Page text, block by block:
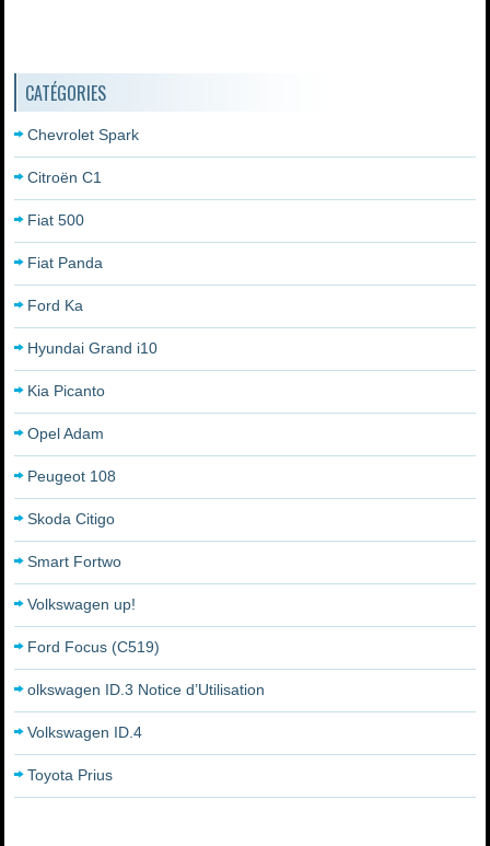
CATÉGORIES
Chevrolet Spark
Citroën C1
Fiat 500
Fiat Panda
Ford Ka
Hyundai Grand i10
Kia Picanto
Opel Adam
Peugeot 108
Skoda Citigo
Smart Fortwo
Volkswagen up!
Ford Focus (C519)
olkswagen ID.3 Notice d’Utilisation
Volkswagen ID.4
Toyota Prius